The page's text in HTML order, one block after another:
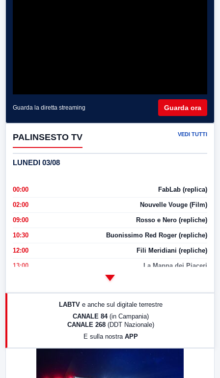
Guarda la diretta streaming Guarda ora
PALINSESTO TV VEDI TUTTI
LUNEDI 03/08
00:00 FabLab (replica)
02:00 Nouvelle Vouge (Film)
09:00 Rosso e Nero (repliche)
10:30 Buonissimo Red Roger (repliche)
12:00 Fili Meridiani (repliche)
13:00 La Mappa dei Piaceri
17:00 LabNews (replica)
LABTV e anche sul digitale terrestre
CANALE 84 (in Campania)
CANALE 268 (DDT Nazionale)
E sulla nostra APP